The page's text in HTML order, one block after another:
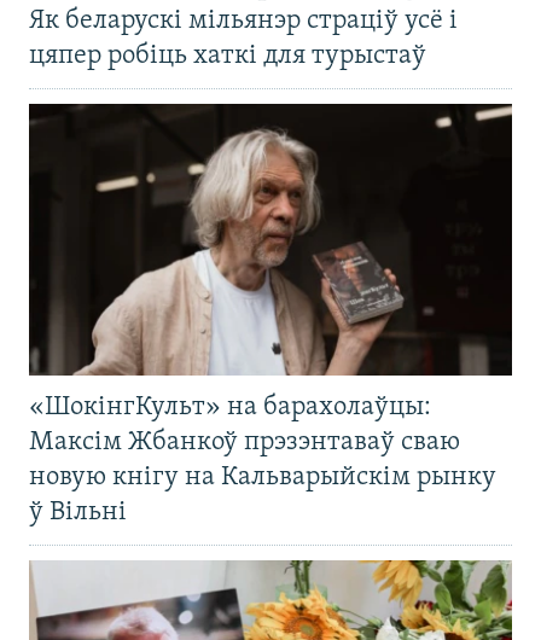
Як беларускі мільянэр страціў усё і
цяпер робіць хаткі для турыстаў
«ШокінгКульт» на барахолаўцы:
Максім Жбанкоў прэзэнтаваў сваю
новую кнігу на Кальварыйскім рынку
ў Вільні